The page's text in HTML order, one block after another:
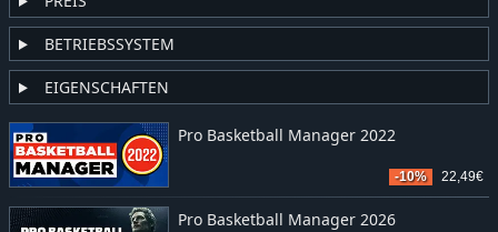
Pro Basketball Manager 2022
-10% 22,49€
Pro Basketball Manager 2026
BETRIEBSSYSTEM
EIGENSCHAFTEN